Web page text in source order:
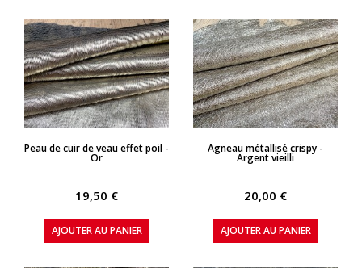
APERÇU RAPIDE
Peau de cuir de veau effet poil -
Or
19,50 €
AJOUTER AU PANIER
APERÇU RAPIDE
Agneau métallisé crispy -
Argent vieilli
20,00 €
AJOUTER AU PANIER